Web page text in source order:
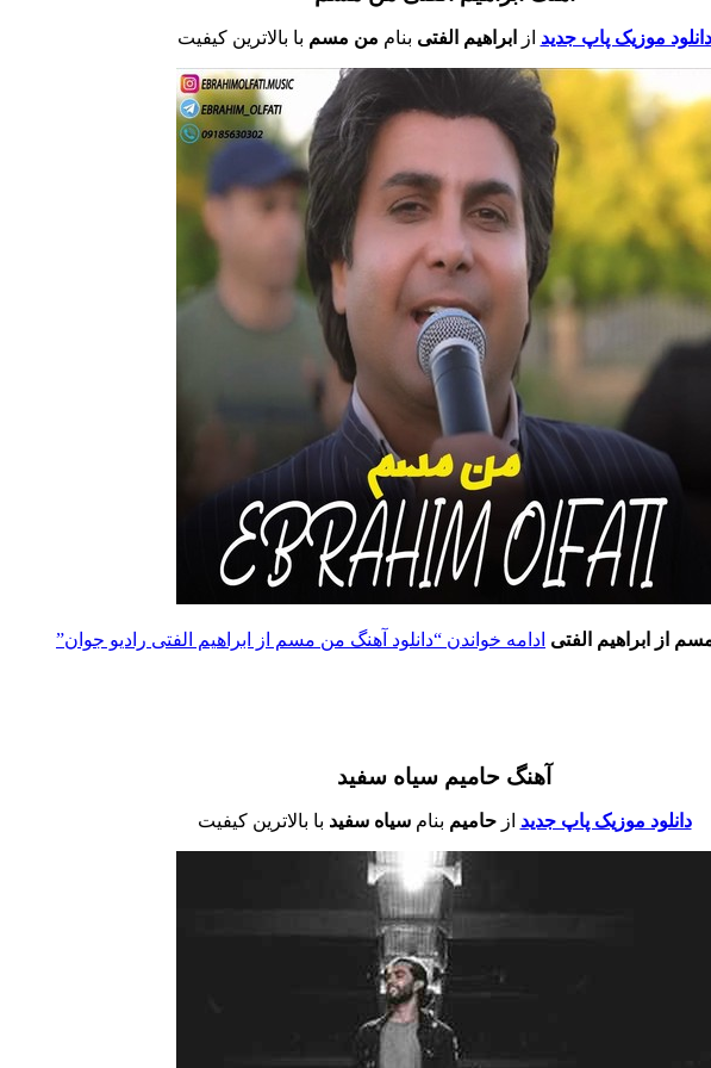
دانلود موزیک پاپ جدید از ابراهیم الفتی بنام من مسم با بالاترین کیفیت
از ابراهیم الفتی ادامه خواندن “دانلود آهنگ من مسم از ابراهیم الفتی رادیو جوان”
آهنگ حامیم سیاه سفید
دانلود موزیک پاپ جدید ازحامیم بنام سیاه سفید با بالاترین کیفیت